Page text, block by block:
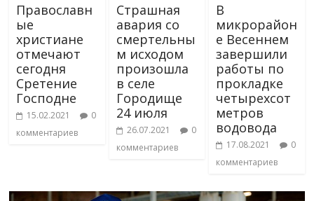
Православн
ые
христиане
отмечают
сегодня
Сретение
Господне
15.02.2021
0
комментариев
Страшная
авария со
смертельны
м исходом
произошла
в селе
Городище
24 июля
26.07.2021
0
комментариев
В
микрорайон
е Весеннем
завершили
работы по
прокладке
четырехсот
метров
водовода
17.08.2021
0
комментариев